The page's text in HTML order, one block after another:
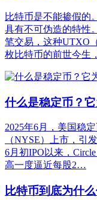
比特币是不能掺假的
具有不可伪造的特性
笔交易，这种UTXO
枚比特币的前世今生
什么是稳定币？
2025年6月，美国稳
（NYSE）上市，引
6月初IPO以来，
高一度逼近每股2…
比特币到底为什